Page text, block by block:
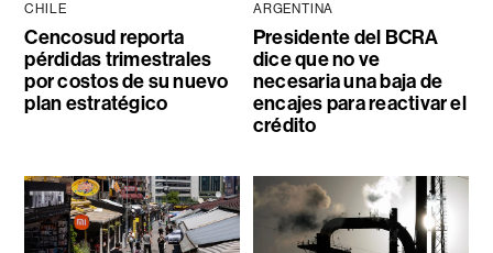
CHILE
Cencosud reporta
pérdidas trimestrales
por costos de su nuevo
plan estratégico
ARGENTINA
Presidente del BCRA
dice que no ve
necesaria una baja de
encajes para reactivar el
crédito